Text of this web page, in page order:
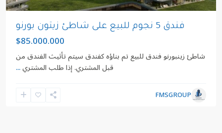
فندق 5 نجوم للبيع على شاطئ زيتون بورنو
$85.000.000
شاطئ زينبورنو فندق للبيع تم بناؤه كفندق سيتم تأثيث الفندق من
قبل المشتري. إذا طلب المشتري...
FMSGROUP